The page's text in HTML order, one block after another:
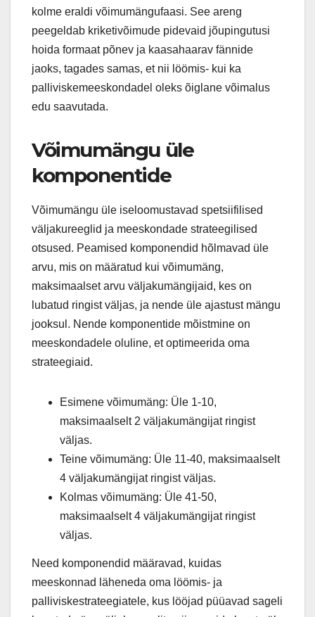
kolme eraldi võimumängufaasi. See areng
peegeldab kriketivõimude pidevaid jõupingutusi
hoida formaat põnev ja kaasahaarav fännide
jaoks, tagades samas, et nii löömis- kui ka
palliviskemeeskondadel oleks õiglane võimalus
edu saavutada.
Võimumängu üle
komponentide
Võimumängu üle iseloomustavad spetsiifilised
väljakureeglid ja meeskondade strateegilised
otsused. Peamised komponendid hõlmavad üle
arvu, mis on määratud kui võimumäng,
maksimaalset arvu väljakumängijaid, kes on
lubatud ringist väljas, ja nende üle ajastust mängu
jooksul. Nende komponentide mõistmine on
meeskondadele oluline, et optimeerida oma
strateegiaid.
Esimene võimumäng: Üle 1-10,
maksimaalselt 2 väljakumängijat ringist
väljas.
Teine võimumäng: Üle 11-40, maksimaalselt
4 väljakumängijat ringist väljas.
Kolmas võimumäng: Üle 41-50,
maksimaalselt 4 väljakumängijat ringist
väljas.
Need komponendid määravad, kuidas
meeskonnad läheneda oma löömis- ja
palliviskestrateegiatele, kus lööjad püüavad sageli